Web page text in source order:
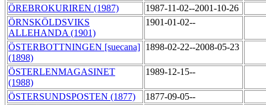
ÖREBROKURIREN (1987)
1987-11-02--2001-10-26
ÖRNSKÖLDSVIKS
ALLEHANDA (1901)
1901-01-02--
ÖSTERBOTTNINGEN [suecana]
(1898)
1898-02-22--2008-05-23
ÖSTERLENMAGASINET
(1988)
1989-12-15--
ÖSTERSUNDSPOSTEN (1877)
1877-09-05--